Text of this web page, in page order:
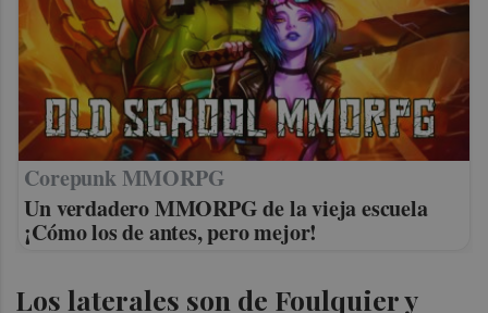
Corepunk MMORPG
Un verdadero MMORPG de la vieja escuela
¡Cómo los de antes, pero mejor!
Los laterales son de Foulquier y